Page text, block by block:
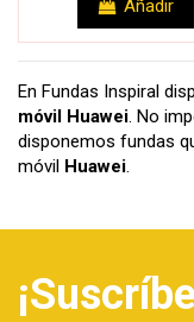
Añadir
En Fundas Inspiral
móvil Huawei. No
disponemos fundas
móvil Huawei.